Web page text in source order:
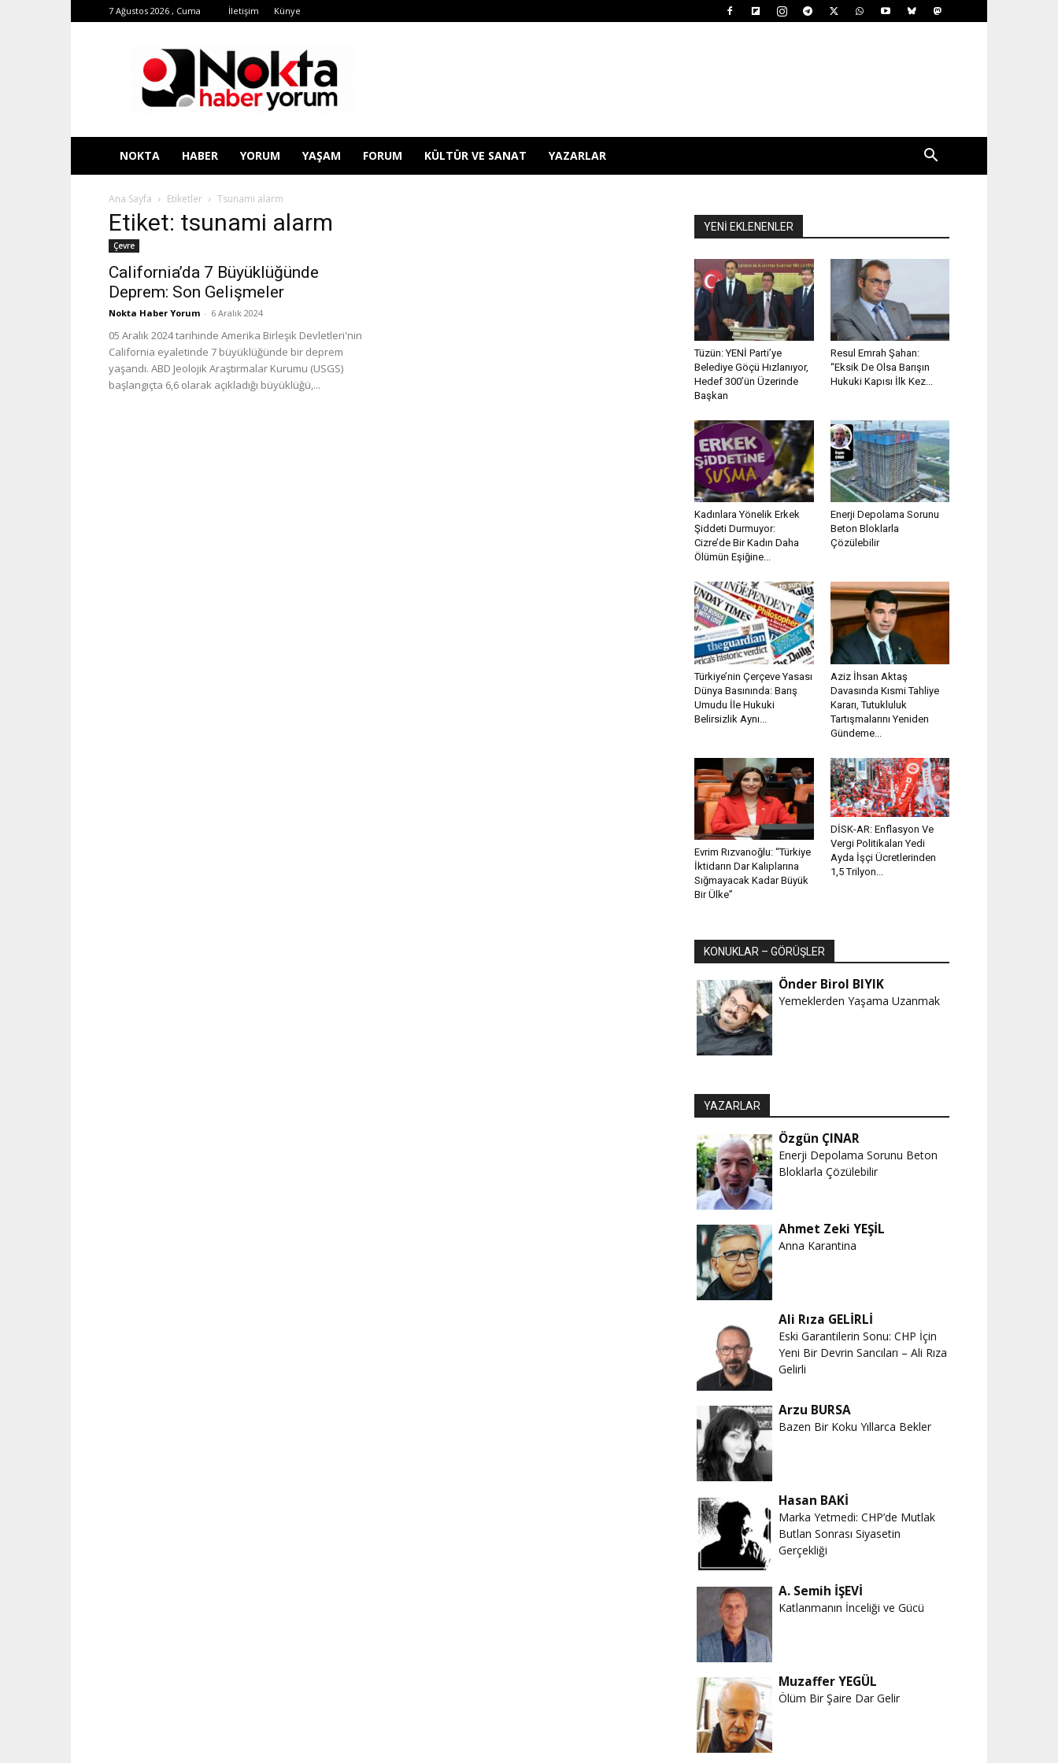
7 Ağustos 2026 , Cuma İletişim Künye
Nokta
Haber
Yorum
NOKTA HABER YORUM YAŞAM FORUM KÜLTÜR VE SANAT YAZARLAR
Ana Sayfa Etiketler Tsunami alarm
Etiket: tsunami alarm
Çevre
California’da 7 Büyüklüğünde
Deprem: Son Gelişmeler
Nokta Haber Yorum - 6 Aralık 2024
05 Aralık 2024 tarihinde Amerika Birleşik Devletleri'nin
California eyaletinde 7 büyüklüğünde bir deprem
yaşandı. ABD Jeolojik Araştırmalar Kurumu (USGS)
başlangıçta 6,6 olarak açıkladığı büyüklüğü,...
YENİ EKLENENLER
Tüzün: YENİ Parti’ye
Belediye Göçü Hızlanıyor,
Hedef 300’ün Üzerinde
Başkan
Resul Emrah Şahan:
“Eksik De Olsa Barışın
Hukuki Kapısı İlk Kez...
Kadınlara Yönelik Erkek
Şiddeti Durmuyor:
Cizre’de Bir Kadın Daha
Ölümün Eşiğine...
Enerji Depolama Sorunu
Beton Bloklarla
Çözülebilir
Türkiye’nin Çerçeve Yasası
Dünya Basınında: Barış
Umudu İle Hukuki
Belirsizlik Aynı...
Aziz İhsan Aktaş
Davasında Kısmi Tahliye
Kararı, Tutukluluk
Tartışmalarını Yeniden
Gündeme...
Evrim Rızvanoğlu: “Türkiye
İktidarın Dar Kalıplarına
Sığmayacak Kadar Büyük
Bir Ülke”
DİSK-AR: Enflasyon Ve
Vergi Politikaları Yedi
Ayda İşçi Ücretlerinden
1,5 Trilyon...
KONUKLAR – GÖRÜŞLER
Önder Birol BIYIK
Yemeklerden Yaşama Uzanmak
YAZARLAR
Özgün ÇINAR
Enerji Depolama Sorunu Beton
Bloklarla Çözülebilir
Ahmet Zeki YEŞİL
Anna Karantina
Ali Rıza GELİRLİ
Eski Garantilerin Sonu: CHP İçin
Yeni Bir Devrin Sancıları – Ali Rıza
Gelirli
Arzu BURSA
Bazen Bir Koku Yıllarca Bekler
Hasan BAKİ
Marka Yetmedi: CHP’de Mutlak
Butlan Sonrası Siyasetin
Gerçekliği
A. Semih İŞEVİ
Katlanmanın İnceliği ve Gücü
Muzaffer YEGÜL
Ölüm Bir Şaire Dar Gelir